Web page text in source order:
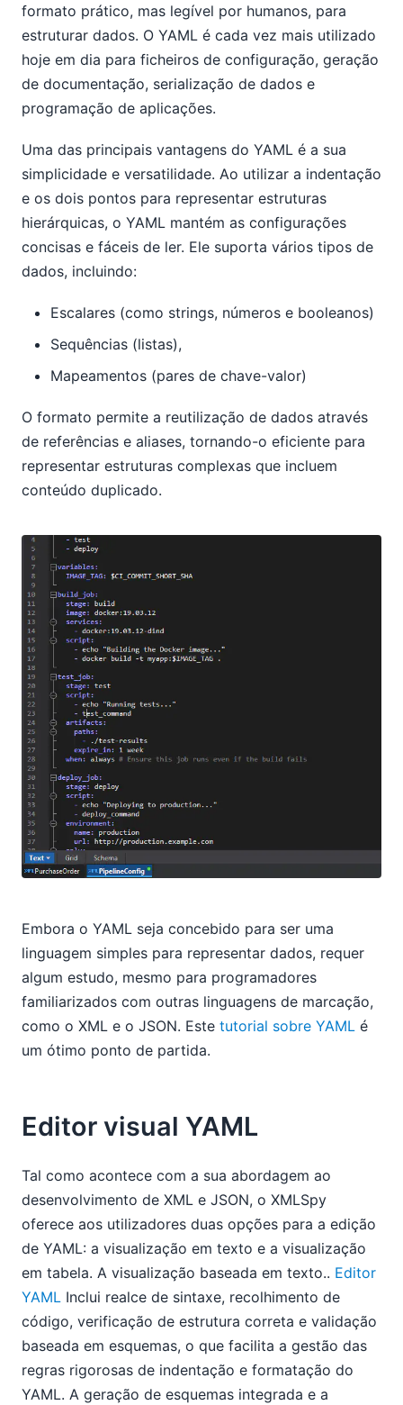
formato prático, mas legível por humanos, para
estruturar dados. O YAML é cada vez mais utilizado
hoje em dia para ficheiros de configuração, geração
de documentação, serialização de dados e
programação de aplicações.
Uma das principais vantagens do YAML é a sua
simplicidade e versatilidade. Ao utilizar a indentação
e os dois pontos para representar estruturas
hierárquicas, o YAML mantém as configurações
concisas e fáceis de ler. Ele suporta vários tipos de
dados, incluindo:
Escalares (como strings, números e booleanos)
Sequências (listas),
Mapeamentos (pares de chave-valor)
O formato permite a reutilização de dados através
de referências e aliases, tornando-o eficiente para
representar estruturas complexas que incluem
conteúdo duplicado.
Embora o YAML seja concebido para ser uma
linguagem simples para representar dados, requer
algum estudo, mesmo para programadores
familiarizados com outras linguagens de marcação,
como o XML e o JSON. Este tutorial sobre YAML é
um ótimo ponto de partida.
Editor visual YAML
Tal como acontece com a sua abordagem ao
desenvolvimento de XML e JSON, o XMLSpy
oferece aos utilizadores duas opções para a edição
de YAML: a visualização em texto e a visualização
em tabela. A visualização baseada em texto.. Editor
YAML Inclui realce de sintaxe, recolhimento de
código, verificação de estrutura correta e validação
baseada em esquemas, o que facilita a gestão das
regras rigorosas de indentação e formatação do
YAML. A geração de esquemas integrada e a